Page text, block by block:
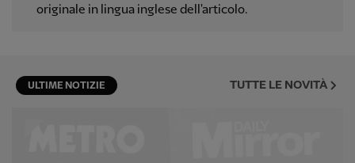
originale in lingua inglese dell'articolo.
ULTIME NOTIZIE TUTTE LE NOVITÀ